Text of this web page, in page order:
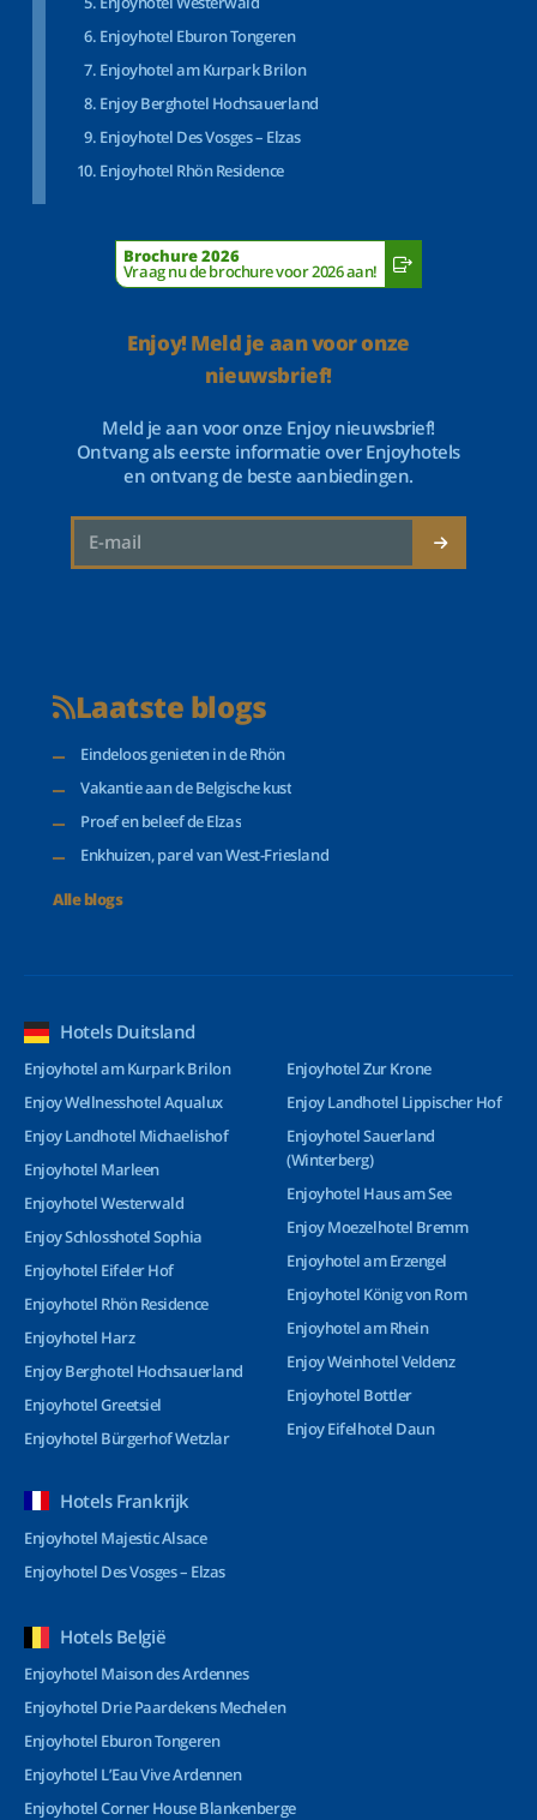
Enjoyhotel Eburon Tongeren
Enjoyhotel am Kurpark Brilon
Enjoy Berghotel Hochsauerland
Enjoyhotel Des Vosges – Elzas
Enjoyhotel Rhön Residence
Brochure 2026
Vraag nu de brochure voor 2026 aan!
Enjoy! Meld je aan voor onze
nieuwsbrief!
Meld je aan voor onze Enjoy nieuwsbrief!
Ontvang als eerste informatie over Enjoyhotels
en ontvang de beste aanbiedingen.
Laatste blogs
Eindeloos genieten in de Rhön
Vakantie aan de Belgische kust
Proef en beleef de Elzas
Enkhuizen, parel van West-Friesland
Alle blogs
Hotels Duitsland
Enjoyhotel am Kurpark Brilon
Enjoy Wellnesshotel Aqualux
Enjoy Landhotel Michaelishof
Enjoyhotel Marleen
Enjoyhotel Westerwald
Enjoy Schlosshotel Sophia
Enjoyhotel Eifeler Hof
Enjoyhotel Rhön Residence
Enjoyhotel Harz
Enjoy Berghotel Hochsauerland
Enjoyhotel Greetsiel
Enjoyhotel Bürgerhof Wetzlar
Enjoyhotel Zur Krone
Enjoy Landhotel Lippischer Hof
Enjoyhotel Sauerland
(Winterberg)
Enjoyhotel Haus am See
Enjoy Moezelhotel Bremm
Enjoyhotel am Erzengel
Enjoyhotel König von Rom
Enjoyhotel am Rhein
Enjoy Weinhotel Veldenz
Enjoyhotel Bottler
Enjoy Eifelhotel Daun
Hotels Frankrijk
Enjoyhotel Majestic Alsace
Enjoyhotel Des Vosges – Elzas
Hotels België
Enjoyhotel Maison des Ardennes
Enjoyhotel Drie Paardekens Mechelen
Enjoyhotel Eburon Tongeren
Enjoyhotel L’Eau Vive Ardennen
Enjoyhotel Corner House Blankenberge